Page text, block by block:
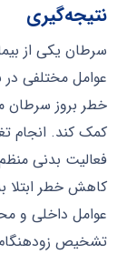
نتیجه‌گیری
سرطان یکی از
عوامل مختلفی
خطر بروز سرطان
کمک کند. انجام
فعالیت بدنی
کاهش خطر ابتلا
عوامل داخلی و
تشخیص